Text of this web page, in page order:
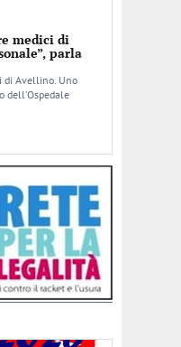
medici di
parla
di Avellino. Uno
dell’Ospedale